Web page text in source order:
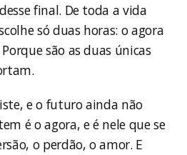
final. De toda a vida
só duas horas: o agora
são as duas únicas
e o futuro ainda não
é o agora, e é nele que se
o perdão, o amor. E